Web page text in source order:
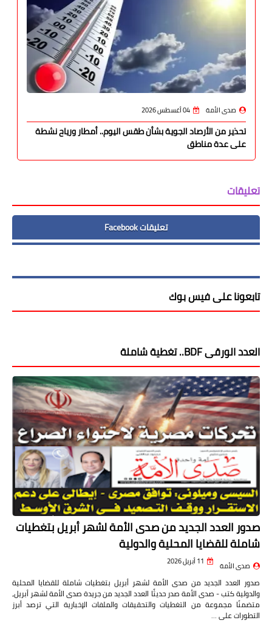
صدى الأمة 04 أغسطس 2026
تحذير من الأرصاد الجوية بشأن طقس اليوم.. أمطار ورياح نشطة
على عدة مناطق
تعليقات
تعليقات Facebook
تابعونا على فيس بوك
العدد الورقى BDF.. تغطية شاملة
صدور العدد الجديد من صدى الأمة لشهر أبريل بتغطيات
شاملة للقضايا المحلية والدولية
صدى الأمة 11 أبريل 2026
صدور العدد الجديد من صدى الأمة لشهر أبريل بتغطيات شاملة للقضايا المحلية
والدولية كتب - صدى الأمة صدر حديثًا العدد الجديد من جريدة صدى الأمة لشهر أبريل،
متضمنًا مجموعة من التغطيات والتحقيقات والملفات الإخبارية التي ترصد أبرز
التطورات على …